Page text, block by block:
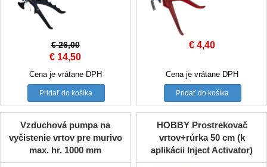
€26,00
Original
price
was:
€ 26,00.
€ 14,50Current
price
is:
€ 14,50.
Cena je vrátane DPH
Pridať do košíka
€4,40
Cena je vrátane DPH
Pridať do košíka
Vzduchová pumpa na
vyčistenie vrtov pre murivo
max. hr. 1000 mm
HOBBY Prostrekovač
vrtov+rúrka 50 cm (k
aplikácii Inject Activator)